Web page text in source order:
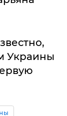
Украины